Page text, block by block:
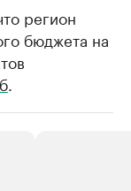
регион
бюджета на
.